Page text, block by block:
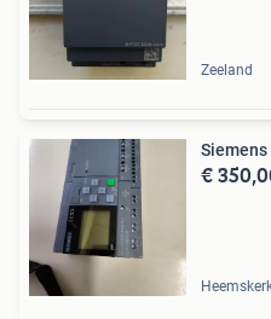
Zeeland
Siemens
€